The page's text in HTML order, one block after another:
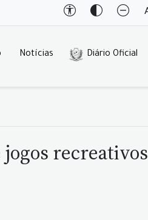
Notícias Diário Oficial
recreativos